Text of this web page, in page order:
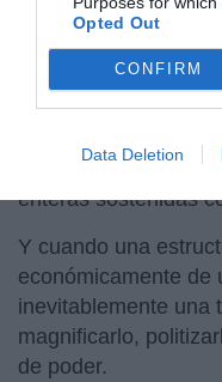
Opted Out
CONFIRM
Data Deletion
Durante más de
España una
institutos,
asociaciones
obligatorios,
enteras sostenidas
Y cuando una
económicamente de
inevitablemente una
magnificarlo,
de poder.